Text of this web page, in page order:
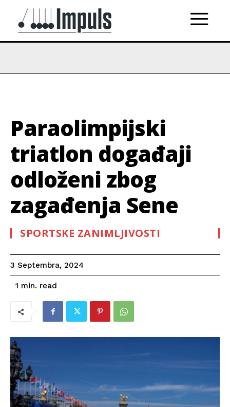
Paraolimpijski
triatlon događaji
odloženi zbog
zagađenja Sene
SPORTSKE ZANIMLJIVOSTI
3 Septembra, 2024
1 min. read